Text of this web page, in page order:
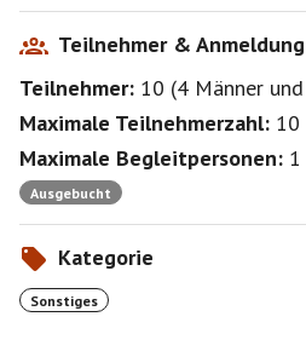
Teilnehmer & Anmeldung
Teilnehmer: 10 (4 Männer und
Maximale Teilnehmerzahl: 10
Maximale Begleitpersonen: 1
Ausgebucht
Kategorie
Sonstiges